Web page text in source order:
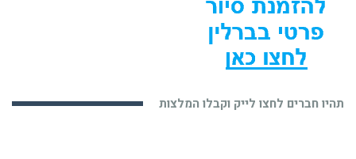
תהיו חברים לחצו לייק וקבלו המלצות